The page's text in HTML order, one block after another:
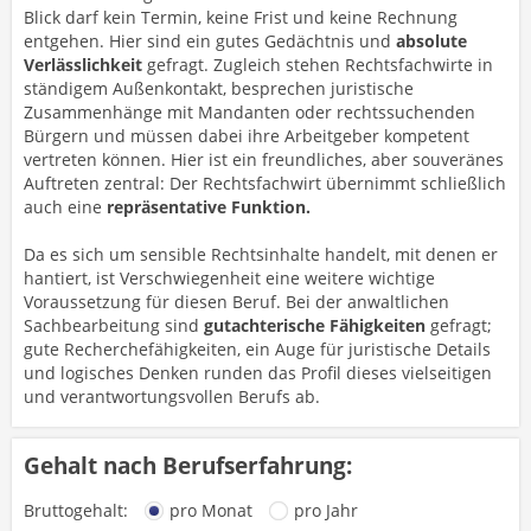
Blick darf kein Termin, keine Frist und keine Rechnung
entgehen. Hier sind ein gutes Gedächtnis und absolute
Verlässlichkeit gefragt. Zugleich stehen Rechtsfachwirte in
ständigem Außenkontakt, besprechen juristische
Zusammenhänge mit Mandanten oder rechtssuchenden
Bürgern und müssen dabei ihre Arbeitgeber kompetent
vertreten können. Hier ist ein freundliches, aber souveränes
Auftreten zentral: Der Rechtsfachwirt übernimmt schließlich
auch eine repräsentative Funktion.
Da es sich um sensible Rechtsinhalte handelt, mit denen er
hantiert, ist Verschwiegenheit eine weitere wichtige
Voraussetzung für diesen Beruf. Bei der anwaltlichen
Sachbearbeitung sind gutachterische Fähigkeiten gefragt;
gute Recherchefähigkeiten, ein Auge für juristische Details
und logisches Denken runden das Profil dieses vielseitigen
und verantwortungsvollen Berufs ab.
Gehalt nach Berufserfahrung:
Bruttogehalt: pro Monat pro Jahr